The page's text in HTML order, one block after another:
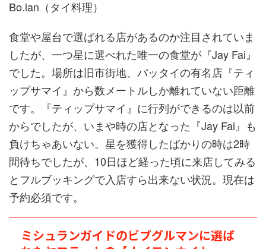
Bo.lan（タイ料理）
食堂や屋台で選ばれる店があるのか注目されていま
したが、一つ星に選べれた唯一の食堂が『Jay Fai』
でした。場所は旧市街地、パッタイの有名店『ティ
ップサマイ』から数メートルしか離れていない距離
です。『ティップサマイ』に行列ができるのは以前
からでしたが、いまや時の店となった『Jay Fai』も
負けちゃあいない。星を獲得したばかりの時は2時
間待ちでしたが、10日ほど経った頃に来店してみる
とフルブッキングで入店すら出来ない状況。現在は
予約必須です。
ミシュランガイドのビブグルマンに選ば